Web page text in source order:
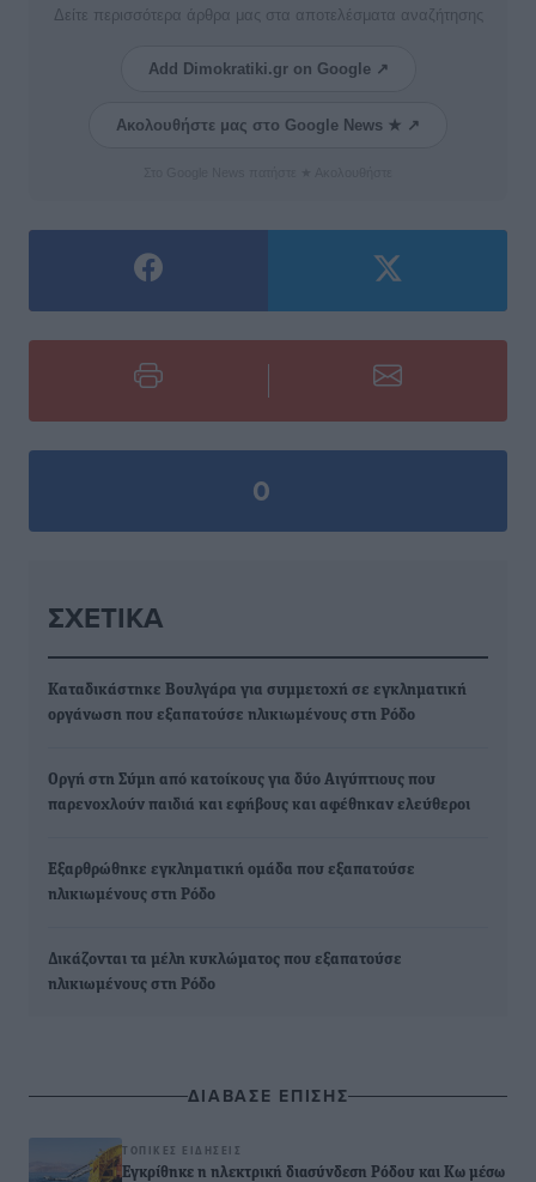
Δείτε περισσότερα άρθρα μας στα αποτελέσματα αναζήτησης
Add Dimokratiki.gr on Google ↗
Ακολουθήστε μας στο Google News ★ ↗
0
ΣΧΕΤΙΚΆ
Καταδικάστηκε Βουλγάρα για συμμετοχή σε εγκληματική
οργάνωση που εξαπατούσε ηλικιωμένους στη Ρόδο
Οργή στη Σύμη από κατοίκους για δύο Αιγύπτιους που
παρενοχλούν παιδιά και εφήβους και αφέθηκαν ελεύθεροι
Εξαρθρώθηκε εγκληματική ομάδα που εξαπατούσε
ηλικιωμένους στη Ρόδο
Δικάζονται τα μέλη κυκλώματος που εξαπατούσε
ηλικιωμένους στη Ρόδο
ΔΙΑΒΑΣΕ ΕΠΙΣΗΣ
ΤΟΠΙΚΈΣ ΕΙΔΉΣΕΙΣ
Εγκρίθηκε η ηλεκτρική διασύνδεση Ρόδου και Κω μέσω